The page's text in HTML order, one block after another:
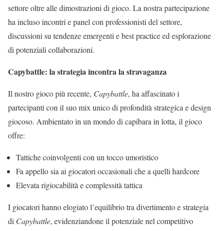
settore oltre alle dimostrazioni di gioco. La nostra partecipazione
ha incluso incontri e panel con professionisti del settore,
discussioni su tendenze emergenti e best practice ed esplorazione
di potenziali collaborazioni.
Capybattle: la strategia incontra la stravaganza
Il nostro gioco più recente, Capybattle, ha affascinato i
partecipanti con il suo mix unico di profondità strategica e design
giocoso. Ambientato in un mondo di capibara in lotta, il gioco
offre:
Tattiche coinvolgenti con un tocco umoristico
Fa appello sia ai giocatori occasionali che a quelli hardcore
Elevata rigiocabilità e complessità tattica
I giocatori hanno elogiato l’equilibrio tra divertimento e strategia
di Capybattle, evidenziandone il potenziale nel competitivo